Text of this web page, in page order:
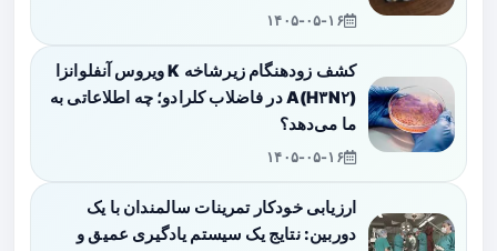
۱۴۰۵-۰۵-۱۶
کشف زودهنگام زیرشاخه K ویروس آنفلوانزا
A(H۳N۲) در فاضلاب کلرادو؛ چه اطلاعاتی به
ما می‌دهد؟
۱۴۰۵-۰۵-۱۶
ارزیابی خودکار تمرینات سالمندان با یک
دوربین: نتایج یک سیستم یادگیری عمیق و